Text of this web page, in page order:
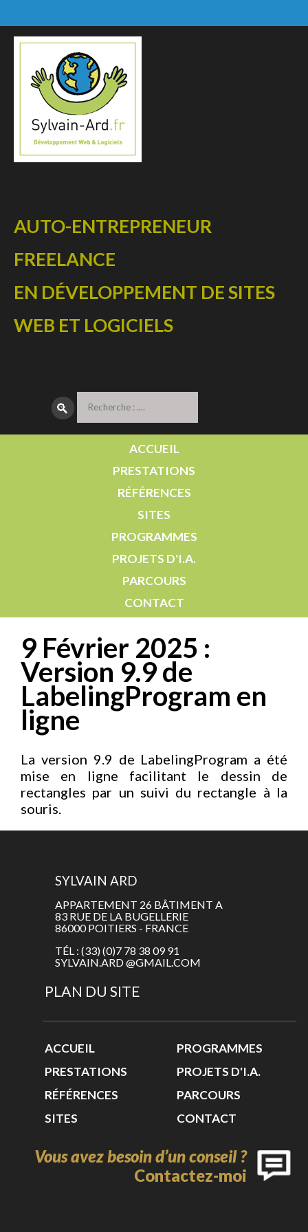
AUTO-ENTREPRENEUR
FREELANCE
EN DÉVELOPPEMENT DE SITES
WEB ET LOGICIELS
🔎︎
ACCUEIL
PRESTATIONS
RÉFÉRENCES
SITES
PROGRAMMES
PROJETS D'I.A.
PARCOURS
CONTACT
9 Février 2025 :
Version 9.9 de
LabelingProgram en
ligne
La version 9.9 de LabelingProgram a été
mise en ligne facilitant le dessin de
rectangles par un suivi du rectangle à la
souris.
SYLVAIN ARD
APPARTEMENT 26 BÂTIMENT A
83 RUE DE LA BUGELLERIE
86000 POITIERS - FRANCE
TÉL : (33) (0)7 78 38 09 91
SYLVAIN.ARD @GMAIL.COM
PLAN DU SITE
ACCUEIL
PRESTATIONS
RÉFÉRENCES
SITES
PROGRAMMES
PROJETS D'I.A.
PARCOURS
CONTACT
Vous avez besoin d’un conseil ?
Contactez-moi